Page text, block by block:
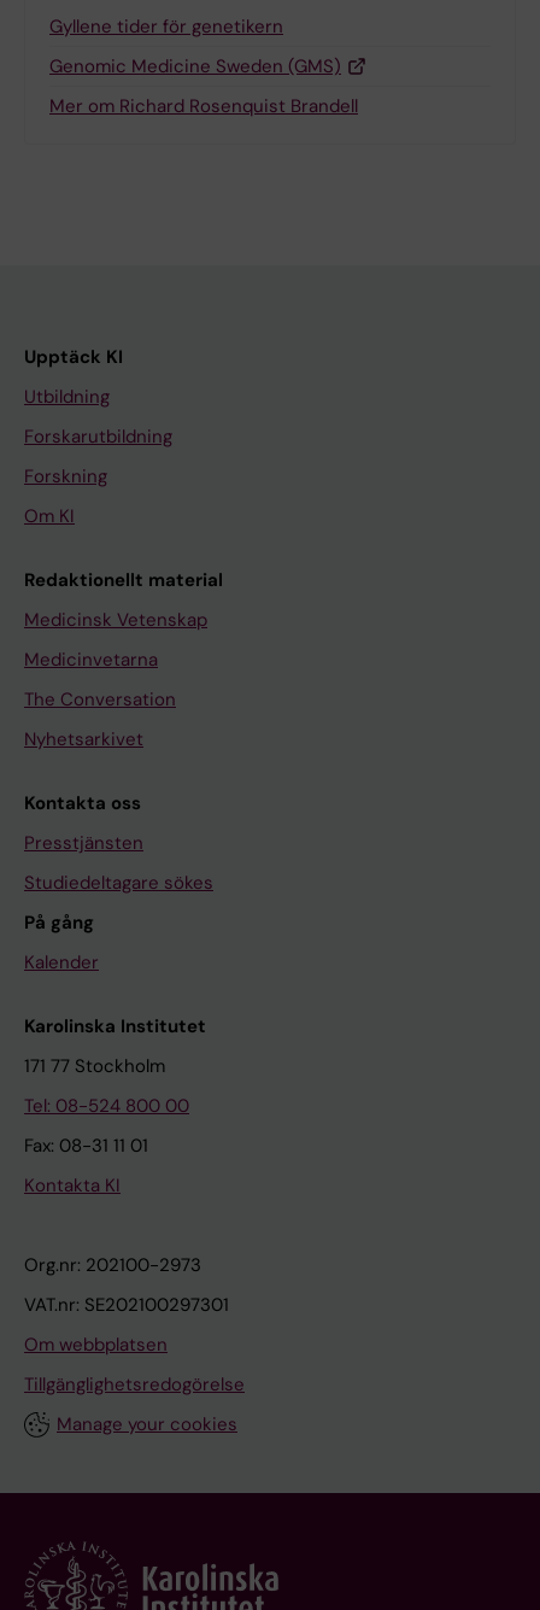
Gyllene tider för genetikern
Genomic Medicine Sweden (GMS)
Mer om Richard Rosenquist Brandell
Upptäck KI
Utbildning
Forskarutbildning
Forskning
Om KI
Redaktionellt material
Medicinsk Vetenskap
Medicinvetarna
The Conversation
Nyhetsarkivet
Kontakta oss
Presstjänsten
Studiedeltagare sökes
På gång
Kalender
Karolinska Institutet
171 77 Stockholm
Tel: 08-524 800 00
Fax: 08-31 11 01
Kontakta KI
Org.nr: 202100-2973
VAT.nr: SE202100297301
Om webbplatsen
Tillgänglighetsredogörelse
Manage your cookies